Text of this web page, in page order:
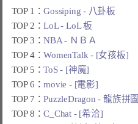
TOP 1：Gossiping - 八卦板
TOP 2：LoL - LoL 板
TOP 3：NBA - ＮＢＡ
TOP 4：WomenTalk - [女孩板]
TOP 5：ToS - [神魔]
TOP 6：movie - [電影]
TOP 7：PuzzleDragon - 龍族拼圖
TOP 8：C_Chat - [希洽]